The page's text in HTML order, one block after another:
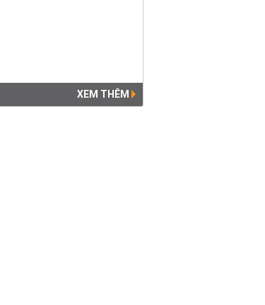
XEM THÊM